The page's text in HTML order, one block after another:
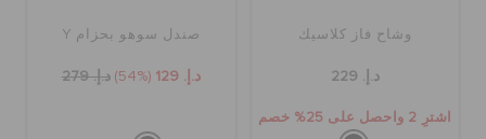
وشاح فاز كلاسيك
د.إ. 229
اشترِ 2 واحصل على 25% خصم
صندل سوهو بحزام Y
د.إ. 129 (54%) د.إ. 279